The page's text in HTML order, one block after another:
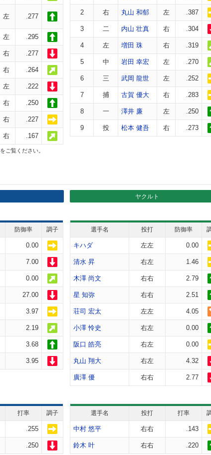
左 .277
左 .295
右 .277
右 .264
左 .222
右 .250
右 .227
右 .167
2 右 丸山 和郁 左 .387
3 二 内山 壮真 右 .304
4 左 増田 珠 右 .319
5 中 岩田 幸宏 左 .270
6 三 武岡 龍世 左 .252
7 捕 古賀 優大 右 .283
8 一 澤井 廉 左 .250
9 投 松本 健吾 右 .273
をご覧ください。
ヤクルト
防御率 調子
0.00
7.00
0.00
27.00
3.97
2.19
3.68
3.95
選手名 投打 防御率
キハダ 左左 0.00
清水 昇 右左 1.46
木澤 尚文 右右 2.79
星 知弥 右右 2.51
荘司 宏太 左左 4.05
小澤 怜史 右左 0.00
阪口 皓亮 右左 0.00
丸山 翔大 右左 4.32
廣澤 優 右右 2.77
打率 調子
.255
.250
選手名 投打 打率
中村 悠平 右右 .143
鈴木 叶 右右 .220